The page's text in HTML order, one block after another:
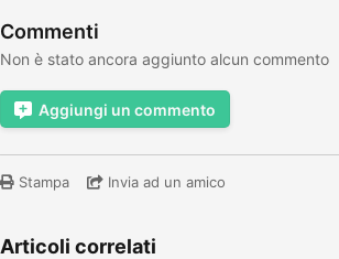
Commenti
Non è stato ancora aggiunto alcun commento
Aggiungi un commento
Stampa Invia ad un amico
Articoli correlati